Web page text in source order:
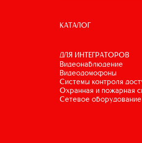
КАТАЛОГ
ДЛЯ ИНТЕГРАТОРОВ
видеонаблюдение
видеодомофоны
системы контроля
охранная и пожарная
сетевое оборудование